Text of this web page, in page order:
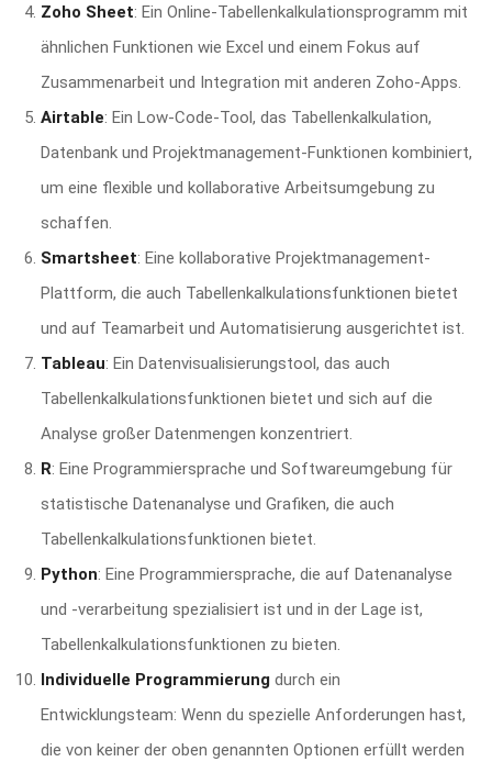
Zoho Sheet: Ein Online-Tabellenkalkulationsprogramm mit
ähnlichen Funktionen wie Excel und einem Fokus auf
Zusammenarbeit und Integration mit anderen Zoho-Apps.
Airtable: Ein Low-Code-Tool, das Tabellenkalkulation,
Datenbank und Projektmanagement-Funktionen kombiniert,
um eine flexible und kollaborative Arbeitsumgebung zu
schaffen.
Smartsheet: Eine kollaborative Projektmanagement-
Plattform, die auch Tabellenkalkulationsfunktionen bietet
und auf Teamarbeit und Automatisierung ausgerichtet ist.
Tableau: Ein Datenvisualisierungstool, das auch
Tabellenkalkulationsfunktionen bietet und sich auf die
Analyse großer Datenmengen konzentriert.
R: Eine Programmiersprache und Softwareumgebung für
statistische Datenanalyse und Grafiken, die auch
Tabellenkalkulationsfunktionen bietet.
Python: Eine Programmiersprache, die auf Datenanalyse
und -verarbeitung spezialisiert ist und in der Lage ist,
Tabellenkalkulationsfunktionen zu bieten.
Individuelle Programmierung durch ein
Entwicklungsteam: Wenn du spezielle Anforderungen hast,
die von keiner der oben genannten Optionen erfüllt werden